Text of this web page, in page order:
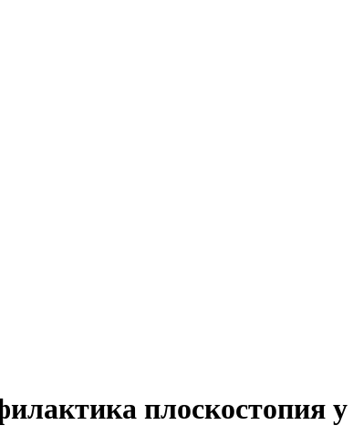
плоскостопия